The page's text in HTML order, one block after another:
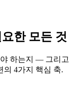
한 모든 것
하는지 — 그리고
의 4가지 핵심 축.